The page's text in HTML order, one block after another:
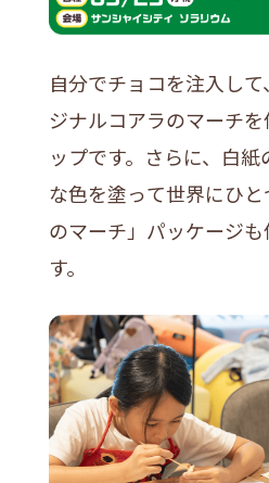
自分でチョコを注入し
ジナルコアラのマーチ
ップです。さらに、白
な色を塗って世界にひ
のマーチ」パッケージ
す。